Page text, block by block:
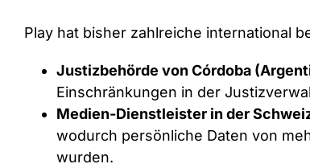
Play hat bisher zahlreiche international
Justizbehörde von Córdoba
Einschränkungen in der
Medien-Dienstleister in der
wodurch persönliche Daten von
wurden.